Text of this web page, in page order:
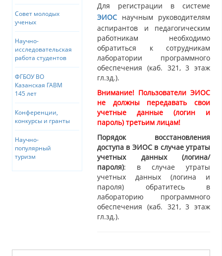
Совет молодых
ученых
Научно-
исследовательская
работа студентов
ФГБОУ ВО
Казанская ГАВМ
145 лет
Конференции,
конкурсы и гранты
Научно-
популярный
туризм
Для регистрации в системе
ЭИОС научным руководителям
аспирантов и педагогическим
работникам необходимо
обратиться к сотрудникам
лаборатории программного
обеспечения (каб. 321, 3 этаж
гл.зд.).
Внимание! Пользователи ЭИОС
не должны передавать свои
учетные данные (логин и
пароль) третьим лицам!
Порядок восстановления
доступа в ЭИОС в случае утраты
учетных данных (логина/
пароля): в случае утраты
учетных данных (логина и
пароля) обратитесь в
лабораторию программного
обеспечения (каб. 321, 3 этаж
гл.зд.).